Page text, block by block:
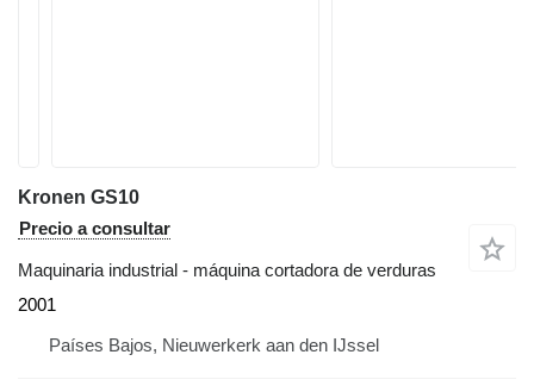
Kronen GS10
Precio a consultar
Maquinaria industrial - máquina cortadora de verduras
2001
Países Bajos, Nieuwerkerk aan den IJssel